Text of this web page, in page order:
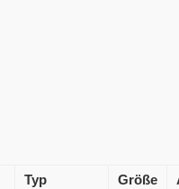
Typ Größe